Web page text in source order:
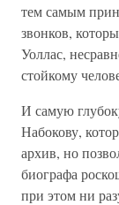
тем самым
звонков,
Уоллас,
стойкому
И самую
Набокову,
архив, но
биографа
при этом ни